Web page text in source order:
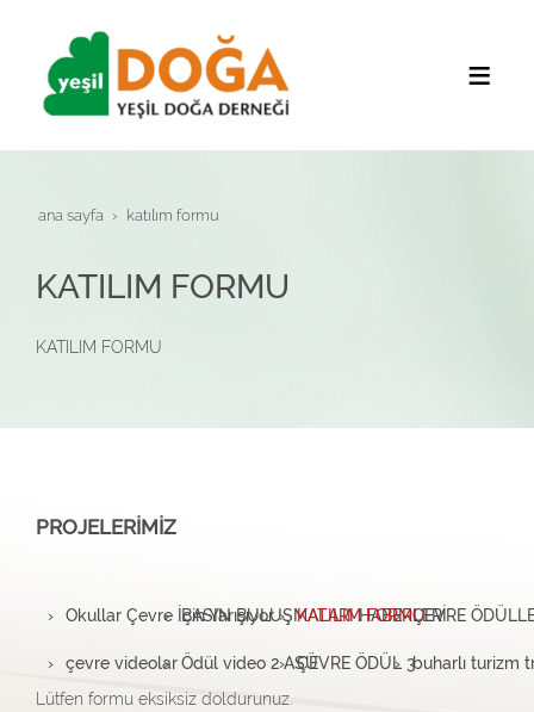
ana sayfa katilim formu
KATILIM FORMU
KATILIM FORMU
PROJELERİMİZ
Okullar Çevre İçin YarışıyorBASIN BULUŞMALARI HABERLERİ
KATILIM FORMUÇEVRE
çevre videolarÖdül video 2 ASÜÇEVRE ÖDÜL 3buharlı turizm
Lütfen formu eksiksiz doldurunuz.